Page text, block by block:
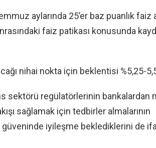
aylarında 25’er baz puanlık faiz
faiz patikası konusunda
nihai nokta için beklentisi %5,25-
sektörü regülatörlerinin bankalardan
sağlamak için tedbirler almalarının
iyileşme beklediklerini de